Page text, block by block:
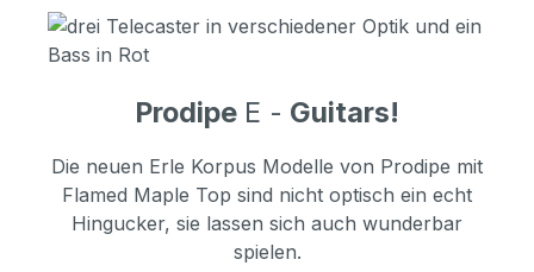
Prodipe E - Guitars!
Die neuen Erle Korpus Modelle von Prodipe mit
Flamed Maple Top sind nicht optisch ein echt
Hingucker, sie lassen sich auch wunderbar
spielen.